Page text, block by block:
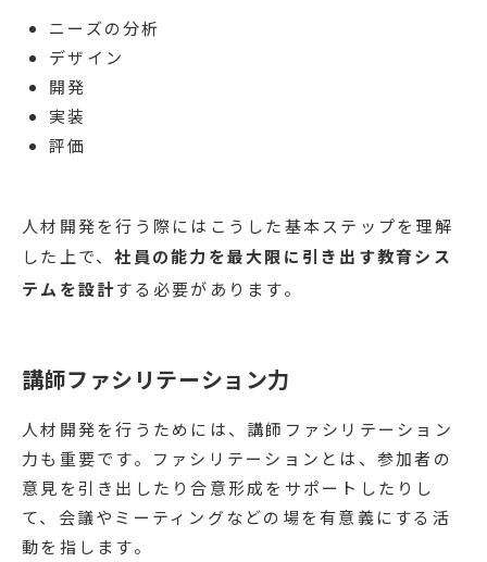
ニーズの分析
デザイン
開発
実装
評価
人材開発を行う際にはこうした基本ステップを理解
した上で、社員の能力を最大限に引き出す教育シス
テムを設計する必要があります。
講師ファシリテーション力
人材開発を行うためには、講師ファシリテーション
力も重要です。ファシリテーションとは、参加者の
意見を引き出したり合意形成をサポートしたりし
て、会議やミーティングなどの場を有意義にする活
動を指します。